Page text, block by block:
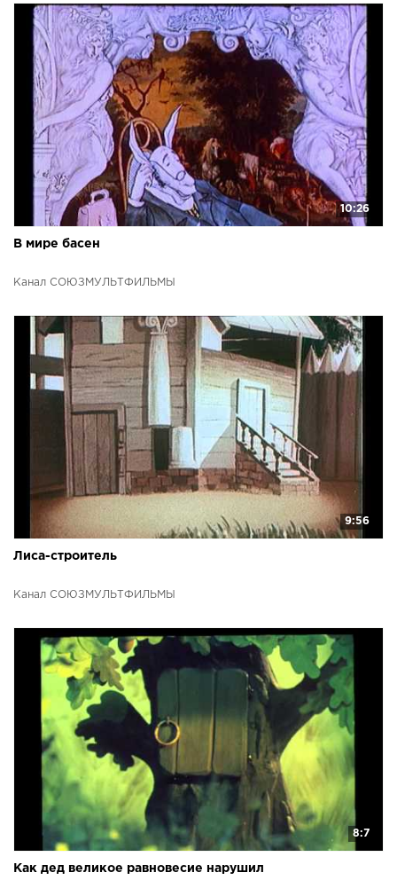
10:26
В мире басен
Канал СОЮЗМУЛЬТФИЛЬМЫ
9:56
Лиса-строитель
Канал СОЮЗМУЛЬТФИЛЬМЫ
8:7
Как дед великое равновесие нарушил